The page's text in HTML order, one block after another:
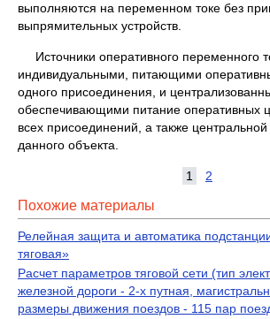
выполняются на переменном токе без
выпрямительных устройств.
Источники оперативного переменного
индивидуальными, питающими
одного присоедине­ния, и
обеспечивающими питание опера­тивных
всех присоединений, а также центральной
данного объекта.
1 2
Похожие материалы
Релейная защита и автоматика
тяговая»
Расчет параметров тяговой сети (тип
железной дороги - 2-х путная,
размеры движения поездов - 115 пар